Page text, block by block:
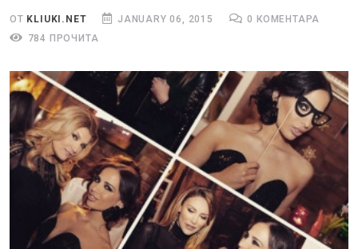
ОТ KLIUKI.NET JANUARY 06, 2015
0 КОМЕНТАРА
784 ПРОЧИТА